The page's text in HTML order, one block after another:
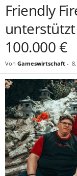
Friendly
100.000 €
Von Gameswirtschaft -